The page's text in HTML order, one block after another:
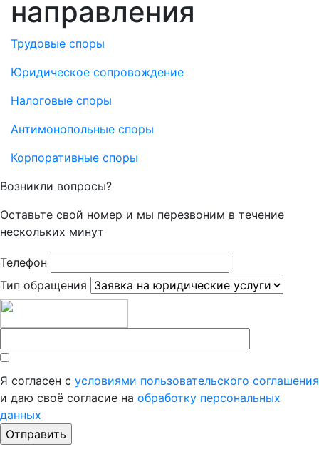
направления
Трудовые споры
Юридическое сопровождение
Налоговые споры
Антимонопольные споры
Корпоративные споры
Возникли вопросы?
Оставьте свой номер и мы перезвоним в течение
нескольких минут
Телефон
Тип обращения
Я согласен с условиями пользовательского соглашения
и даю своё согласие на обработку персональных
данных